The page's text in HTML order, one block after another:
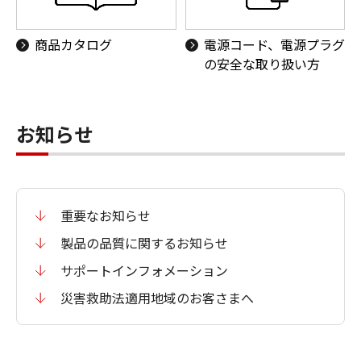
商品カタログ
電源コード、電源プラグ
の安全な取り扱い方
お知らせ
重要なお知らせ
製品の品質に関するお知らせ
サポートインフォメーション
災害救助法適用地域のお客さまへ